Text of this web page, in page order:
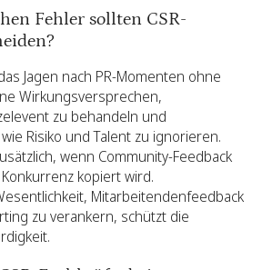
Fehler sollten CSR-
Jagen nach PR-Momenten ohne
Wirkungsversprechen,
zu behandeln und
Risiko und Talent zu ignorieren.
wenn Community-Feedback
kopiert wird.
Mitarbeitendenfeedback
zu verankern, schützt die